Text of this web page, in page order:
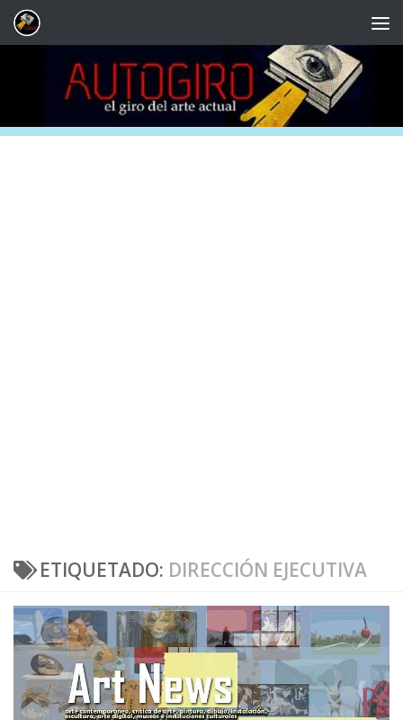
Saltar al contenido
ETIQUETADO: DIRECCIÓN EJECUTIVA